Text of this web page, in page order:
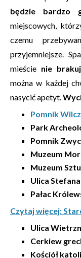
będzie bardzo
miejscowych,
czemu
przyjemniejsze.
mieście nie
można w każdej
nasycić apetyt.
Pomnik
Park
Pomnik
Muzeum
Muzeum
Ulica
Pałac
Czytaj więcej:
Ulica
Cerkiew
Kościół